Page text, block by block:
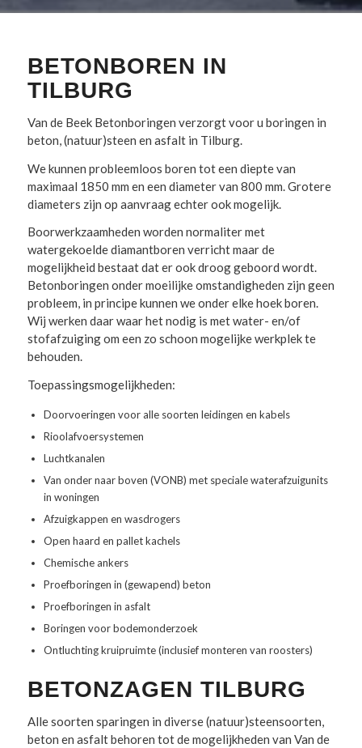
BETONBOREN IN
TILBURG
Van de Beek Betonboringen verzorgt voor u boringen in
beton, (natuur)steen en asfalt in Tilburg.
We kunnen probleemloos boren tot een diepte van
maximaal 1850 mm en een diameter van 800 mm. Grotere
diameters zijn op aanvraag echter ook mogelijk.
Boorwerkzaamheden worden normaliter met
watergekoelde diamantboren verricht maar de
mogelijkheid bestaat dat er ook droog geboord wordt.
Betonboringen onder moeilijke omstandigheden zijn geen
probleem, in principe kunnen we onder elke hoek boren.
Wij werken daar waar het nodig is met water- en/of
stofafzuiging om een zo schoon mogelijke werkplek te
behouden.
Toepassingsmogelijkheden:
Doorvoeringen voor alle soorten leidingen en kabels
Rioolafvoersystemen
Luchtkanalen
Van onder naar boven (VONB) met speciale waterafzuigunits
in woningen
Afzuigkappen en wasdrogers
Open haard en pallet kachels
Chemische ankers
Proefboringen in (gewapend) beton
Proefboringen in asfalt
Boringen voor bodemonderzoek
Ontluchting kruipruimte (inclusief monteren van roosters)
BETONZAGEN TILBURG
Alle soorten sparingen in diverse (natuur)steensoorten,
beton en asfalt behoren tot de mogelijkheden van Van de